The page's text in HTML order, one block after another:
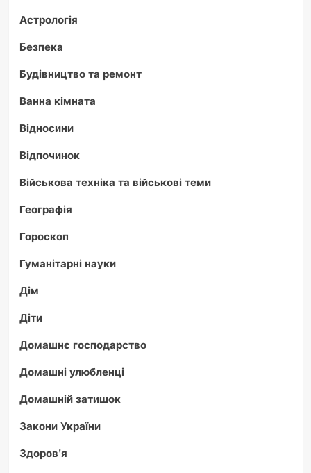
Астрологія
Безпека
Будівництво та ремонт
Ванна кімната
Відносини
Відпочинок
Військова техніка та військові теми
Географія
Гороскоп
Гуманітарні науки
Дім
Діти
Домашнє господарство
Домашні улюбленці
Домашній затишок
Закони України
Здоров'я